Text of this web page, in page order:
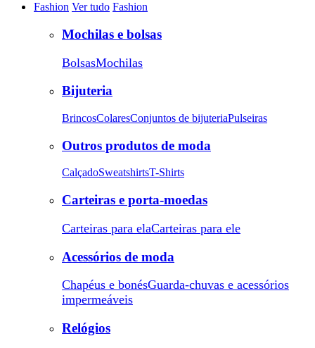
Fashion Ver tudo Fashion
Mochilas e bolsas
BolsasMochilas
Bijuteria
BrincosColaresConjuntos de bijuteriaPulseiras
Outros produtos de moda
CalçadoSweatshirtsT-Shirts
Carteiras e porta-moedas
Carteiras para elaCarteiras para ele
Acessórios de moda
Chapéus e bonésGuarda-chuvas e acessórios
impermeáveis
Relógios